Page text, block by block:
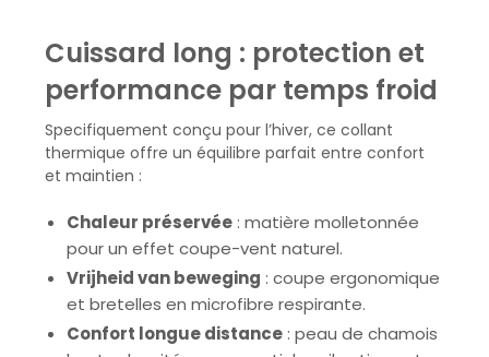
Cuissard long : protection et
performance par temps froid
Specifiquement conçu pour l’hiver, ce collant
thermique offre un équilibre parfait entre confort
et maintien :
Chaleur préservée : matière molletonnée
pour un effet coupe-vent naturel.
Vrijheid van beweging : coupe ergonomique
et bretelles en microfibre respirante.
Confort longue distance : peau de chamois